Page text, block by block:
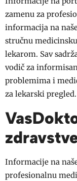
zamenu za
informacija na
stručnu
lekarom. Sav
vodič za
problemima i
za lekarski pregled.
Informacije na
profesionalnu